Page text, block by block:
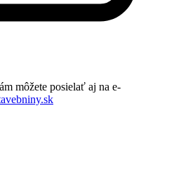
môžete posielať aj na e-